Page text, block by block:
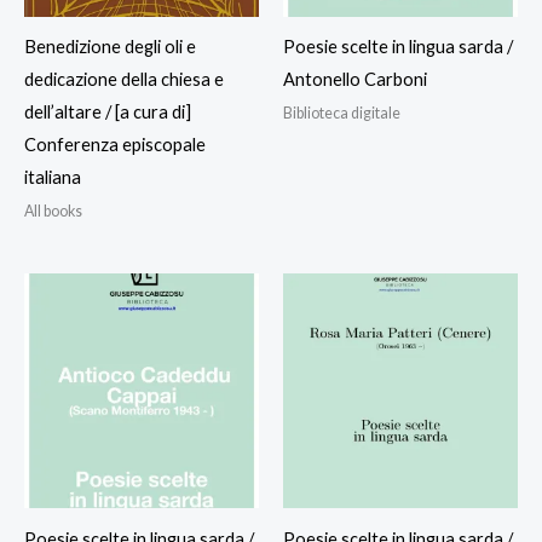
Benedizione degli oli e
dedicazione della chiesa e
dell’altare / [a cura di]
Conferenza episcopale
italiana
All books
Poesie scelte in lingua sarda /
Antonello Carboni
Biblioteca digitale